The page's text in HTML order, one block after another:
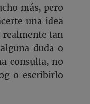
más, pero
una idea
realmente tan
duda o
consulta, no
o escribirlo